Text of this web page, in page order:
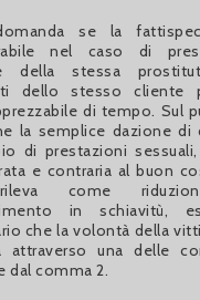
se la
nel caso di
della stessa
dello stesso cliente
di tempo. Sul
la semplice dazione di
di prestazioni
e contraria al buon
come
in schiavitù,
che la volontà della
attraverso una delle
dal comma 2.